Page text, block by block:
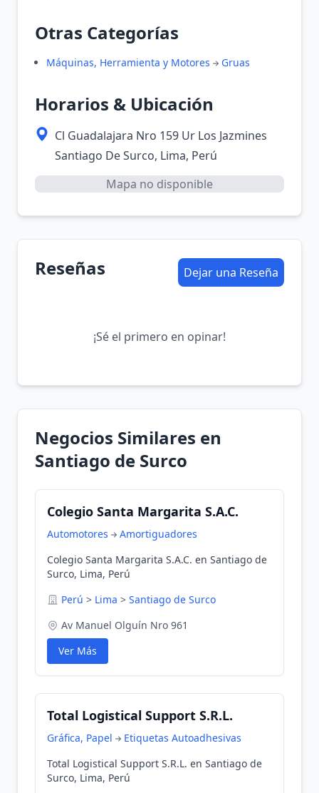
Otras Categorías
Máquinas, Herramienta y Motores Gruas
Horarios & Ubicación
Cl Guadalajara Nro 159 Ur Los Jazmines
Santiago De Surco, Lima, Perú
Mapa no disponible
Reseñas Dejar una Reseña
¡Sé el primero en opinar!
Negocios Similares en
Santiago de Surco
Colegio Santa Margarita S.A.C.
Automotores
Amortiguadores
Colegio Santa Margarita S.A.C. en Santiago de
Surco, Lima, Perú
Perú > Lima > Santiago de Surco
Av Manuel Olguín Nro 961
Ver Más
Total Logistical Support S.R.L.
Gráfica, Papel
Etiquetas Autoadhesivas
Total Logistical Support S.R.L. en Santiago de
Surco, Lima, Perú